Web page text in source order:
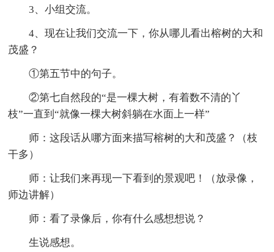
3、小组交流。
4、现在让我们交流一下，你从哪儿看出榕树的大和
茂盛？
①第五节中的句子。
②第七自然段的“是一棵大树，有着数不清的丫
枝”一直到“就像一棵大树斜躺在水面上一样”
师：这段话从哪方面来描写榕树的大和茂盛？（枝
干多）
师：让我们来再现一下看到的景观吧！（放录像，
师边讲解）
师：看了录像后，你有什么感想想说？
生说感想。